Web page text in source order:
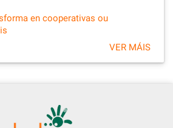
en cooperativas ou
VER MÁIS